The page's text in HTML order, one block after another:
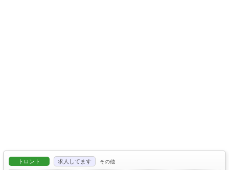
トロント 求人してます その他